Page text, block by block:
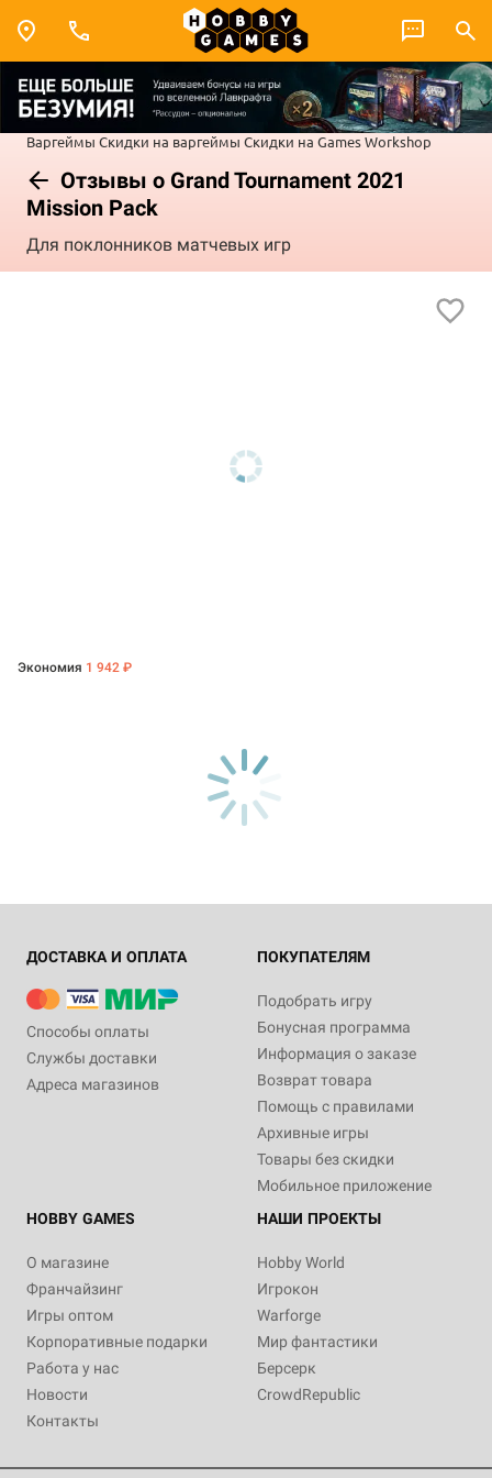
Варгеймы Скидки на варгеймы Скидки на Games Workshop
Отзывы о Grand Tournament 2021
Mission Pack
Для поклонников матчевых игр
Экономия 1 942 ₽
ДОСТАВКА И ОПЛАТА
Способы оплаты
Службы доставки
Адреса магазинов
ПОКУПАТЕЛЯМ
Подобрать игру
Бонусная программа
Информация о заказе
Возврат товара
Помощь с правилами
Архивные игры
Товары без скидки
Мобильное приложение
HOBBY GAMES
О магазине
Франчайзинг
Игры оптом
Корпоративные подарки
Работа у нас
Новости
Контакты
НАШИ ПРОЕКТЫ
Hobby World
Игрокон
Warforge
Мир фантастики
Берсерк
CrowdRepublic